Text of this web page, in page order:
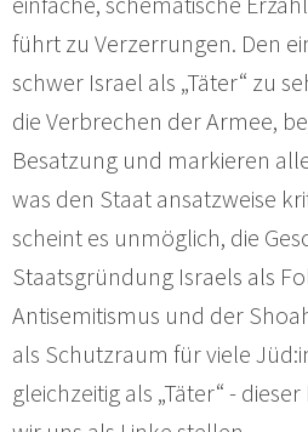
führt zu Verzerrungen. Den
schwer Israel als „Täter“ zu
die Verbrechen der Armee,
Besatzung und markieren
was den Staat ansatzweise
scheint es unmöglich, die
Staatsgründung Israels als
Antisemitismus und der
als Schutzraum für viele
gleichzeitig als „Täter“ -